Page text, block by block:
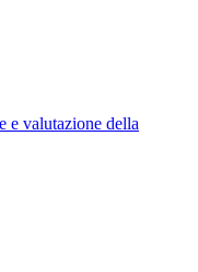
e valutazione della